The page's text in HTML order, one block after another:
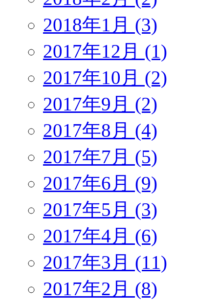
2018年1月 (3)
2017年12月 (1)
2017年10月 (2)
2017年9月 (2)
2017年8月 (4)
2017年7月 (5)
2017年6月 (9)
2017年5月 (3)
2017年4月 (6)
2017年3月 (11)
2017年2月 (8)